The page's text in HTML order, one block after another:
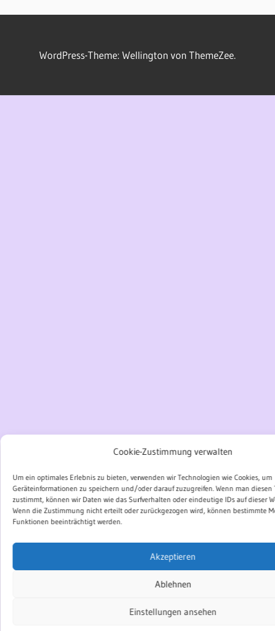
Cookie-Zustimmung verwalten
Um ein optimales Erlebnis zu bieten, verwenden wir Technologien wie Cookies, um
Geräteinformationen zu speichern und/oder darauf zuzugreifen. Wenn man diesen
zustimmt, können wir Daten wie das Surfverhalten oder eindeutige IDs auf dieser
Wenn die Zustimmung nicht erteilt oder zurückgezogen wird, können bestimmte
Funktionen beeinträchtigt werden.
Akzeptieren
Ablehnen
Einstellungen ansehen
WordPress-Theme: Wellington von ThemeZee.